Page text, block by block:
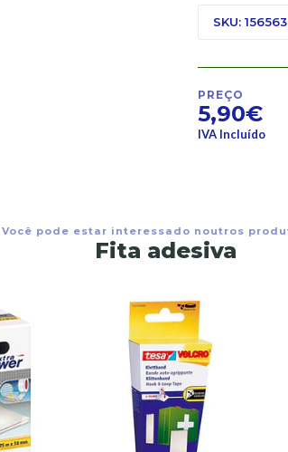
SKU:
PREÇO
5,90€
IVA Incluído
Você pode estar interessado noutros
Fita adesiva